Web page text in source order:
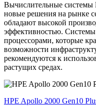
Вычислительные системы
новые решения на рынке
обладают высокой
эффективностью.
процессорами, которые
возможности
рекомендуются к
растущих средах.
HPE Apollo 2000 Gen10